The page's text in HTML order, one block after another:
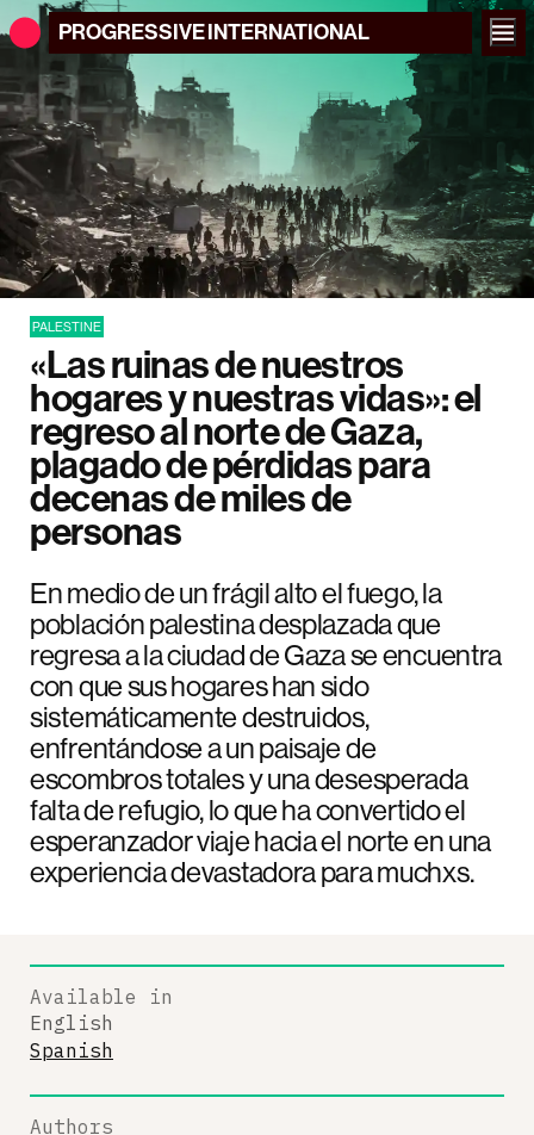
PROGRESSIVEINTERNATIONAL
PALESTINE
«Las ruinas de nuestros
hogares y nuestras vidas»: el
regreso al norte de Gaza,
plagado de pérdidas para
decenas de miles de
personas
En medio de un frágil alto el fuego, la
población palestina desplazada que
regresa a la ciudad de Gaza se encuentra
con que sus hogares han sido
sistemáticamente destruidos,
enfrentándose a un paisaje de
escombros totales y una desesperada
falta de refugio, lo que ha convertido el
esperanzador viaje hacia el norte en una
experiencia devastadora para muchxs.
Available in
English
Spanish
Authors